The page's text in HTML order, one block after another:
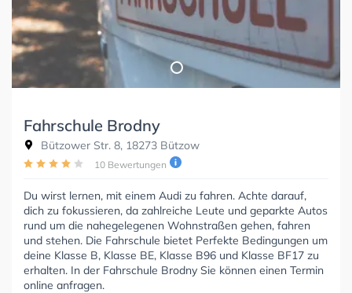
Fahrschule Brodny
Bützower Str. 8, 18273 Bützow
10 Bewertungen
Du wirst lernen, mit einem Audi zu fahren. Achte darauf,
dich zu fokussieren, da zahlreiche Leute und geparkte Autos
rund um die nahegelegenen Wohnstraßen gehen, fahren
und stehen. Die Fahrschule bietet Perfekte Bedingungen um
deine Klasse B, Klasse BE, Klasse B96 und Klasse BF17 zu
erhalten. In der Fahrschule Brodny Sie können einen Termin
online anfragen.